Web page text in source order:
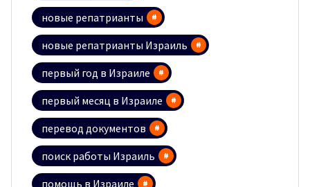
новые репатрианты
новые репатрианты Израиль
первый год в Израиле
первый месяц в Израиле
перевод документов
поиск работы Израиль
помощь в Израиле